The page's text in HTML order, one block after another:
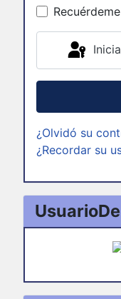
Recuérdeme
¿Olvidó su
¿Recordar su